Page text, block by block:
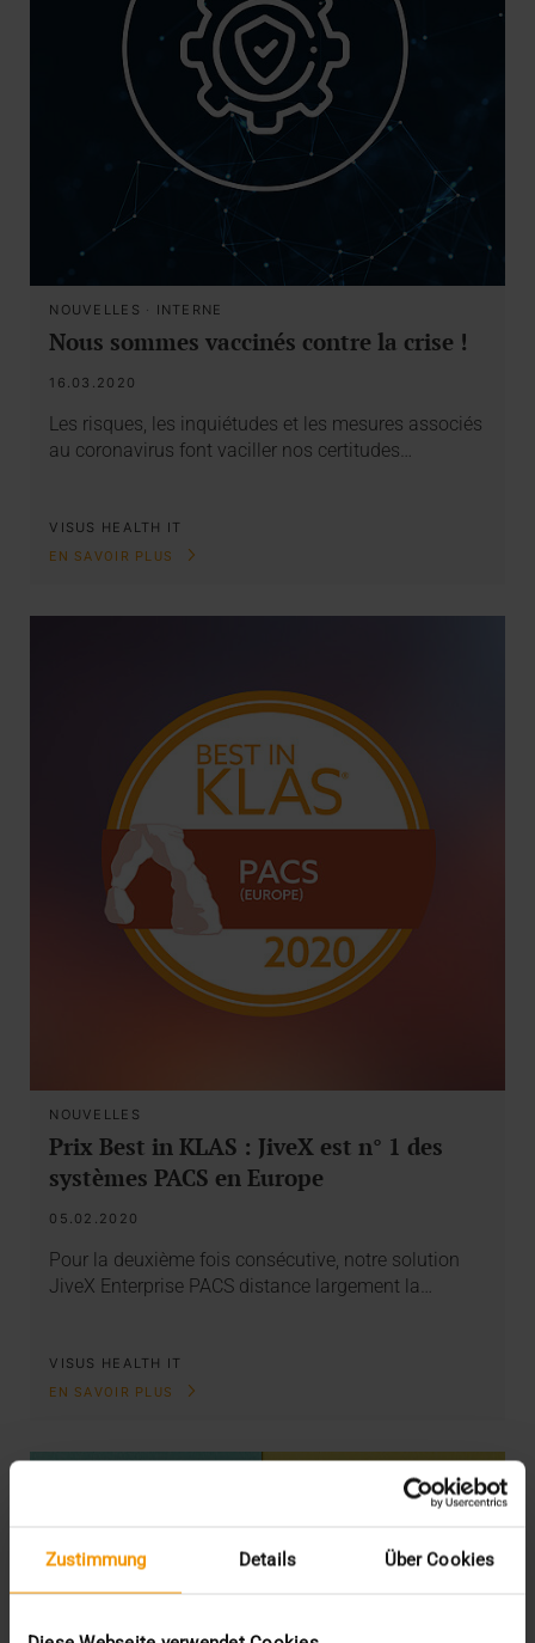
Zustimmung Details Über Cookies
NOUVELLES · INTERNE
Nous sommes vaccinés contre la crise !
16.03.2020
Les risques, les inquiétudes et les mesures associés
au coronavirus font vaciller nos certitudes…
VISUS HEALTH IT
EN SAVOIR PLUS
NOUVELLES
Prix Best in KLAS : JiveX est n° 1 des
systèmes PACS en Europe
05.02.2020
Pour la deuxième fois consécutive, notre solution
JiveX Enterprise PACS distance largement la…
VISUS HEALTH IT
EN SAVOIR PLUS